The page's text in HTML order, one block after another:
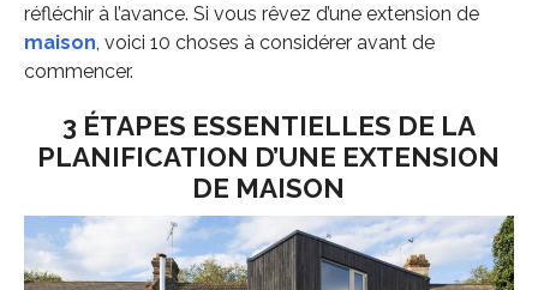
réfléchir à l’avance. Si vous rêvez d’une extension de
maison , voici 10 choses à considérer avant de
commencer.
3 ÉTAPES ESSENTIELLES DE LA
PLANIFICATION D’UNE EXTENSION
DE MAISON